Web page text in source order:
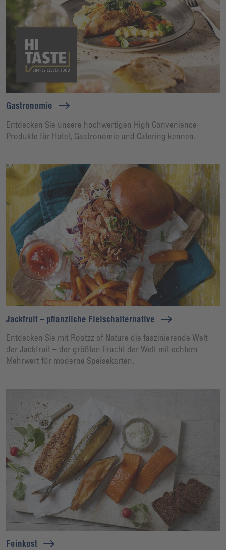
Gastronomie
Entdecken Sie unsere hochwertigen High Convenience-
Produkte für Hotel, Gastronomie und Catering kennen.
Jackfruit – pflanzliche Fleischalternative
Entdecken Sie mit Rootzz of Nature die faszinierende Welt
der Jackfruit – der größten Frucht der Welt mit echtem
Mehrwert für moderne Speisekarten.
Feinkost